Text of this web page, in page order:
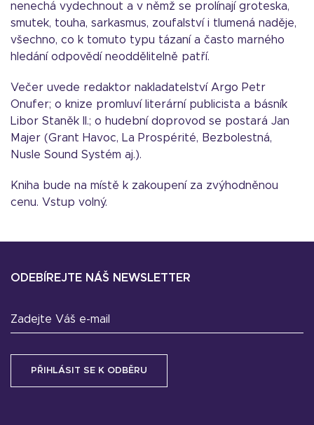
nenechá vydechnout a v němž se prolínají groteska,
smutek, touha, sarkasmus, zoufalství i tlumená naděje,
všechno, co k tomuto typu tázaní a často marného
hledání odpovědí neoddělitelně patří.
Večer uvede redaktor nakladatelství Argo Petr
Onufer; o knize promluví literární publicista a básník
Libor Staněk II.; o hudební doprovod se postará Jan
Majer (Grant Havoc, La Prospérité, Bezbolestná,
Nusle Sound Systém aj.).
Kniha bude na místě k zakoupení za zvýhodněnou
cenu. Vstup volný.
ODEBÍREJTE NÁŠ NEWSLETTER
Zadejte Váš e-mail